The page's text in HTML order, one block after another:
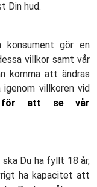
Din hud.
konsument gör en
villkor samt vår
komma att ändras
villkoren vid
för att se vår
ska Du ha fyllt 18 år,
ha kapacitet att